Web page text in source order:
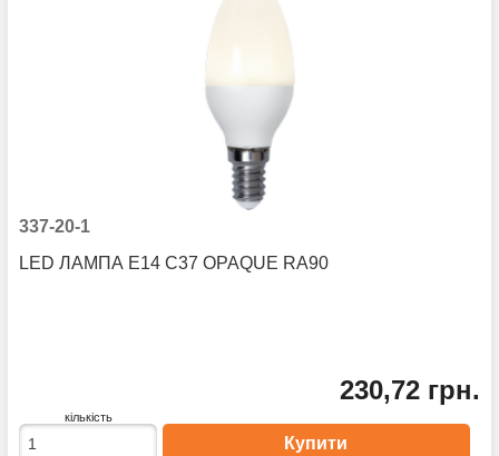
337-20-1
LED ЛАМПА E14 C37 OPAQUE RA90
230,72 грн.
кількість